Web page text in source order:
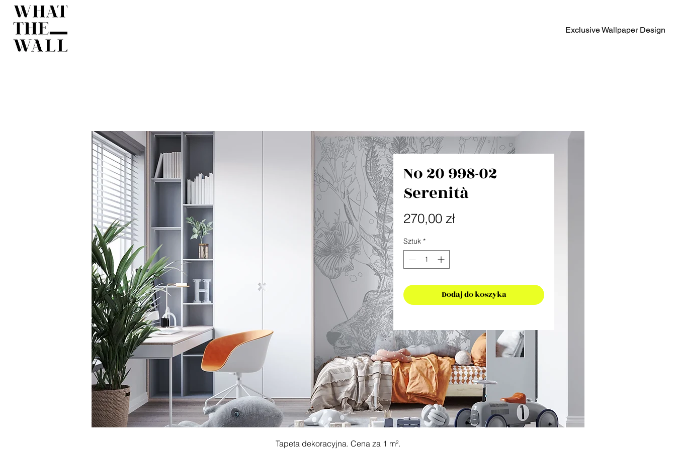
Exclusive Wallpaper Design
No 20 998-02
Serenità
270,00 złCena
Sztuk *
Dodaj do koszyka
Tapeta dekoracyjna. Cena za 1 m².